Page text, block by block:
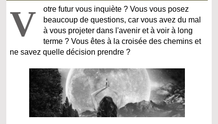
V
otre futur vous inquiète ? Vous vous posez
beaucoup de questions, car vous avez du mal
à vous projeter dans l'avenir et à voir à long
terme ? Vous êtes à la croisée des chemins et
ne savez quelle décision prendre ?